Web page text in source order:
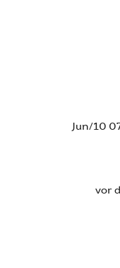
Jun/10
vor